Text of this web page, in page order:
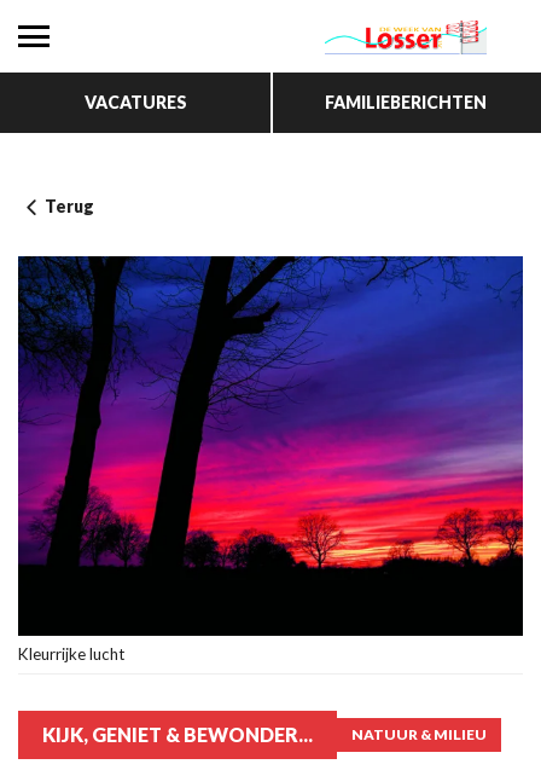
VACATURES FAMILIEBERICHTEN
Terug
Kleurrijke lucht
KIJK, GENIET & BEWONDER... NATUUR & MILIEU